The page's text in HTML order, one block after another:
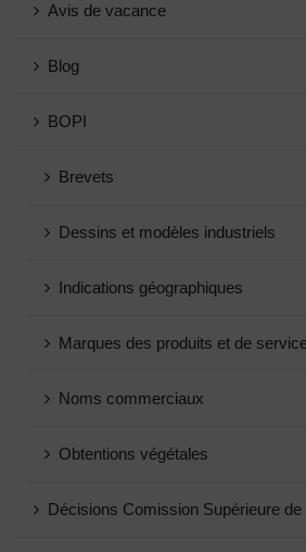
Avis de vacance
Blog
BOPI
Brevets
Dessins et modèles industriels
Indications géographiques
Marques des produits et de
Noms commerciaux
Obtentions végétales
Décisions Comission Supérieure de